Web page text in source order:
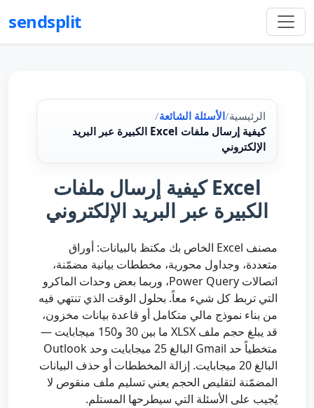
sendsplit
الرئيسية/الأسئلة الشائعة/
كيفية إرسال ملفات Excel الكبيرة عبر البريد
الإلكتروني
كيفية إرسال ملفات Excel
الكبيرة عبر البريد الإلكتروني
مصنف Excel الخاص بك مكتظ بالبيانات: أوراق
متعددة، وجداول محورية، مخططات بيانية مضمّنة،
اتصالات Power Query، وربما بعض وحدات الماكرو
التي تربط كل شيء معاً. بحلول الوقت الذي تنتهي فيه
من بناء نموذج مالي متكامل أو قاعدة بيانات مخزون،
قد يبلغ حجم ملف XLSX ما بين 30 و150 ميجابايت —
متخطياً حد Gmail البالغ 25 ميجابايت وحد Outlook
البالغ 20 ميجابايت. إزالة المخططات أو حذف البيانات
المضمّنة لتقليص الحجم يعني تسليم ملف منقوص لا
يُجيب على الأسئلة التي سيطرحها المستلم.